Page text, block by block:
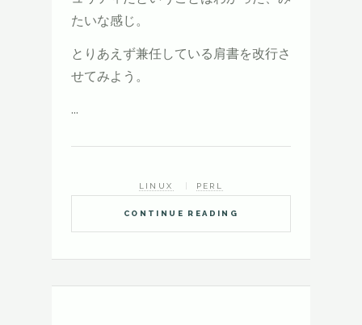
たいな感じ。
とりあえず兼任している肩書を改行さ
せてみよう。
...
CONTINUE READING
LINUX PERL